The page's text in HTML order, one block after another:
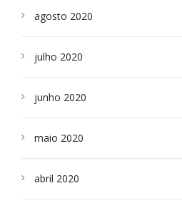
agosto 2020
julho 2020
junho 2020
maio 2020
abril 2020